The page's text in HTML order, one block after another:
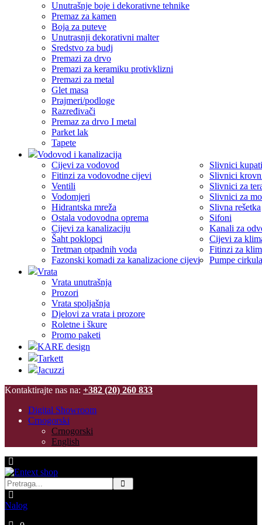
Unutrašnje boje i dekorativne tehnike
Premaz za kamen
Boja za puteve
Unutrasnji dekorativni malter
Sredstvo za budj
Premazi za drvo
Premazi za keramiku protivklizni
Premazi za metal
Glet masa
Prajmeri/podloge
Razređivači
Premaz za drvo I metal
Parket lak
Tapete
Vodovod i kanalizacija
Cijevi za vodovod
Fitinzi za vodovodne cijevi
Ventili
Vodomjeri
Hidrantska mreža
Ostala vodovodna oprema
Cijevi za kanalizaciju
Šaht poklopci
Tretman otpadnih voda
Fazonski komadi za kanalizacione cijevi
Slivnici
Slivnici
Slivnici za
Slivnici za
Slivna rešetka
Sifoni
Kanali za
Cijevi za
Fitinzi za
Pumpe
Vrata
Vrata unutrašnja
Prozori
Vrata spoljašnja
Djelovi za vrata i prozore
Roletne i škure
Promo paketi
KARE design
Tarkett
Jacuzzi
Kontaktirajte nas na: +382 (20) 260 833
Digital Showroom
Crnogorski
Crnogorski
English
Nalog